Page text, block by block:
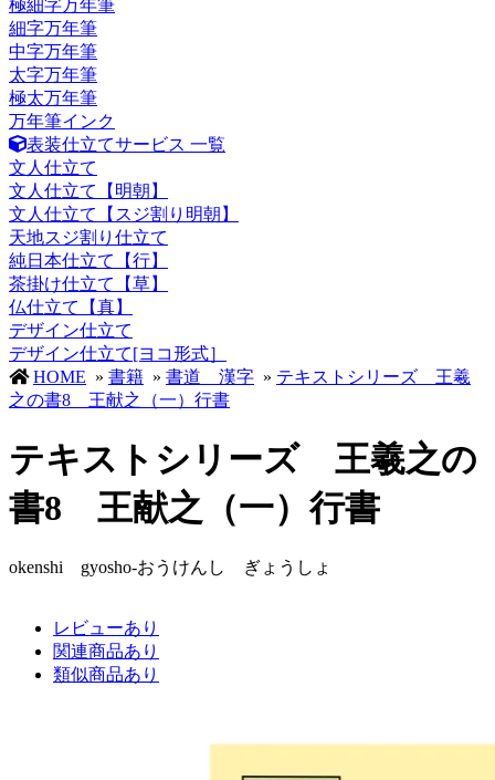
極細字万年筆
細字万年筆
中字万年筆
太字万年筆
極太万年筆
万年筆インク
表装仕立てサービス 一覧
文人仕立て
文人仕立て【明朝】
文人仕立て【スジ割り明朝】
天地スジ割り仕立て
純日本仕立て【行】
茶掛け仕立て【草】
仏仕立て【真】
デザイン仕立て
デザイン仕立て[ヨコ形式］
HOME » 書籍 » 書道 漢字 » テキストシリーズ 王羲
之の書8 王献之（一）行書
テキストシリーズ 王羲之の
書8 王献之（一）行書
okenshi gyosho-おうけんし ぎょうしょ
レビューあり
関連商品あり
類似商品あり